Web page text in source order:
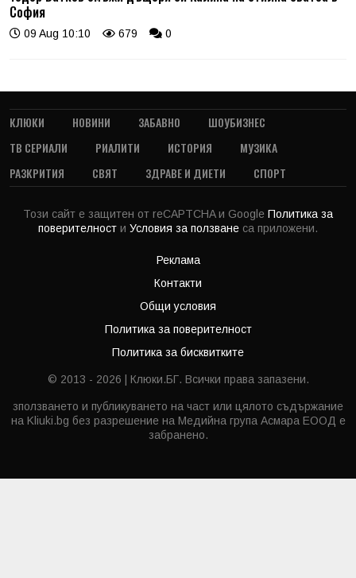
София
09 Aug 10:10 679 0
КЛЮКИ НОВИНИ ЗАБАВНО
ШОУБИЗНЕС
ТВ СЕРИАЛИ
РИАЛИТИ ИСТОРИЯ
МУЗИКА
РАЗКРИТИЯ
СВЯТ ЗДРАВЕ И ДИЕТИ СПОРТ
Този сайт е защитен от reCAPTCHA и Google Политика за
поверителност и Условия за ползване са приложени.
Реклама
Контакти
Общи условия
Политика за поверителност
Политика за бисквитките
© 2013 - 2026 | Клюки.БГ. Всички права запазени.
зползването и публикуването на част или цялото съдържание
на Kliuki.bg без разрешение на Медийна група Асмара ЕООД е
забранено.